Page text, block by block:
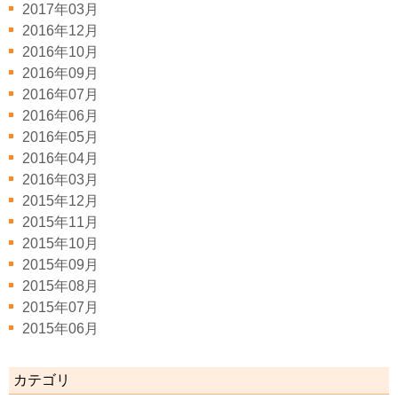
2017年03月
2016年12月
2016年10月
2016年09月
2016年07月
2016年06月
2016年05月
2016年04月
2016年03月
2015年12月
2015年11月
2015年10月
2015年09月
2015年08月
2015年07月
2015年06月
カテゴリ